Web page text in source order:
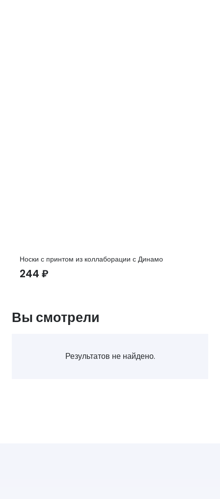
Носки с принтом из коллаборации с Динамо
244 ₽
Вы смотрели
Результатов не найдено.